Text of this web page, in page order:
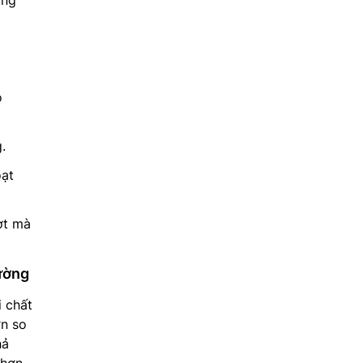
mà
chất
so